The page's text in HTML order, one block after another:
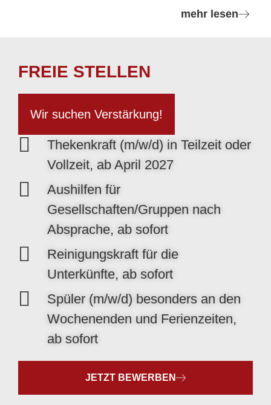
mehr lesen
FREIE STELLEN
Wir suchen Verstärkung!
Thekenkraft (m/w/d) in Teilzeit oder
Vollzeit, ab April 2027
Aushilfen für
Gesellschaften/Gruppen nach
Absprache, ab sofort
Reinigungskraft für die
Unterkünfte, ab sofort
Spüler (m/w/d) besonders an den
Wochenenden und Ferienzeiten,
ab sofort
JETZT BEWERBEN